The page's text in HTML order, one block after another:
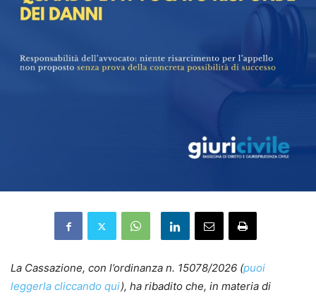
La Cassazione, con l’ordinanza n. 15078/2026 (puoi
leggerla cliccando qui), ha ribadito che, in materia di